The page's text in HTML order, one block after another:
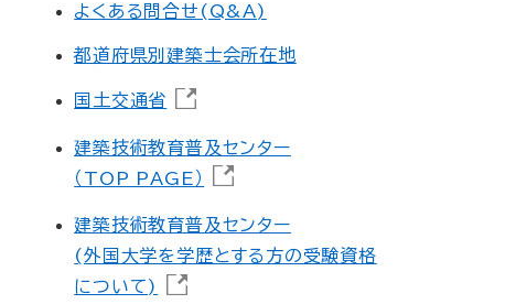
よくある問合せ(Q&A)
都道府県別建築士会所在地
国土交通省
建築技術教育普及センター
（TOP PAGE）
建築技術教育普及センター
(外国大学を学歴とする方の受験資格
について)